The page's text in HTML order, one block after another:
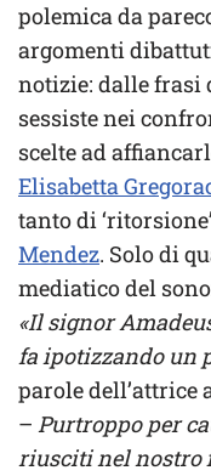
polemica da
argomenti
notizie: dalle frasi
sessiste nei
scelte ad
Elisabetta
tanto di
Mendez. Solo di
mediatico del
«Il signor
fa ipotizzando un
parole dell’attrice
– Purtroppo per
riusciti nel nostro